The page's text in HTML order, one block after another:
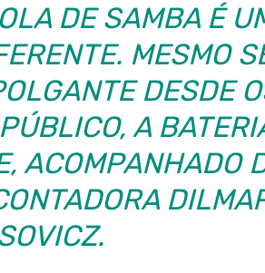
DE SAMBA É
MESMO
DESDE
A
ACOMPANHADO